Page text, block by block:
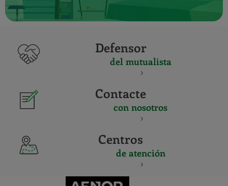
Defensor
del mutualista
Contacte
con nosotros
Centros
de atención